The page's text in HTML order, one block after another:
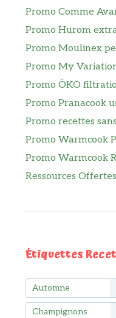
Promo Comme
Promo Hurom
Promo Moulinex
Promo My
Promo ÖKO
Promo Pranacook
Promo recettes
Promo Warmcook
Promo Warmcook
Ressources
Étiquettes
Automne
Champignons